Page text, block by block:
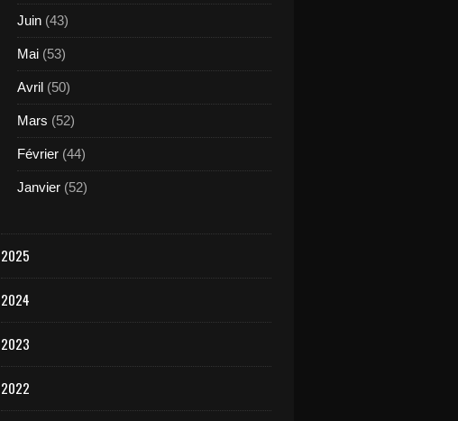
Juin (43)
Mai (53)
Avril (50)
Mars (52)
Février (44)
Janvier (52)
2025
2024
2023
2022